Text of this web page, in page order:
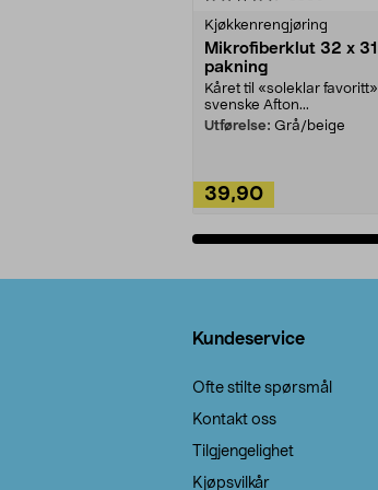
Kjøkkenrengjøring
Mikrofiberklut 32 x
pakning
Kåret til «soleklar
svenske Afton...
Utførelse: Grå/beige
39,90
Kundeservice
Ofte stilte spørsmål
Kontakt oss
Tilgjengelighet
Kjøpsvilkår